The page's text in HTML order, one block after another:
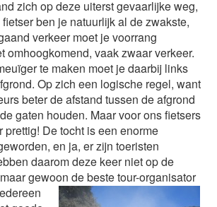
zich op deze uiterst gevaarlijke weg,
ben je natuurlijk al de zwakste,
verkeer moet je voorrang
omhoogkomend, vaak zwaar verkeer.
te maken moet je daarbij links
Op zich een logische regel, want
beter de afstand tussen de afgrond
gaten houden. Maar voor ons fietsers
prettig! De tocht is een enorme
en ja, er zijn toeristen
daarom deze keer niet op de
gewoon de beste tour-organisator